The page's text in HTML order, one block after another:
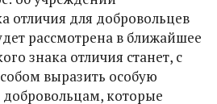
отличия для добровольцев
рассмотрена в ближайшее
знака отличия станет, с
выразить особую
добровольцам, которые